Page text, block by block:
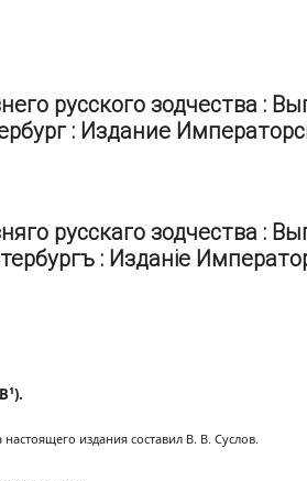
русского зодчества :
: Издание
русскаго зодчества :
: Изданіе
настоящего издания составил В. В. Суслов.